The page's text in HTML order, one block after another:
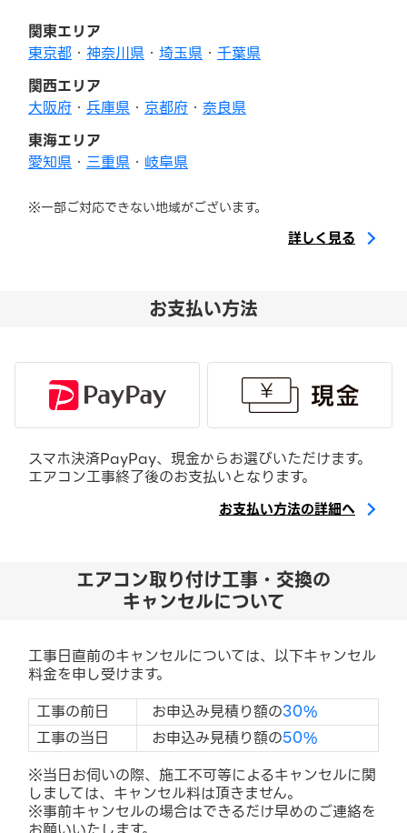
関東エリア
東京都 ・ 神奈川県 ・ 埼玉県 ・ 千葉県
関西エリア
大阪府 ・ 兵庫県 ・ 京都府 ・ 奈良県
東海エリア
愛知県 ・ 三重県 ・ 岐阜県
※一部ご対応できない地域がございます。
詳しく見る
お支払い方法
スマホ決済PayPay、現金からお選びいただけます。
エアコン工事終了後のお支払いとなります。
お支払い方法の詳細へ
エアコン取り付け工事・交換の
キャンセルについて
工事日直前のキャンセルについては、以下キャンセル
料金を申し受けます。
工事の前日
お申込み見積り額の30%
工事の当日
お申込み見積り額の50%
※当日お伺いの際、施工不可等によるキャンセルに関
しましては、キャンセル料は頂きません。
※事前キャンセルの場合はできるだけ早めのご連絡を